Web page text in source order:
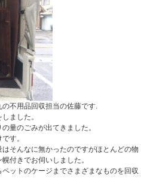
不用品回収担当の佐藤です.
ました。
量のごみが出てきました。
す。
そんなに無かったのですがほとんどの物
付きでお伺いしました。
ットのケージまでさまざまなものを回収